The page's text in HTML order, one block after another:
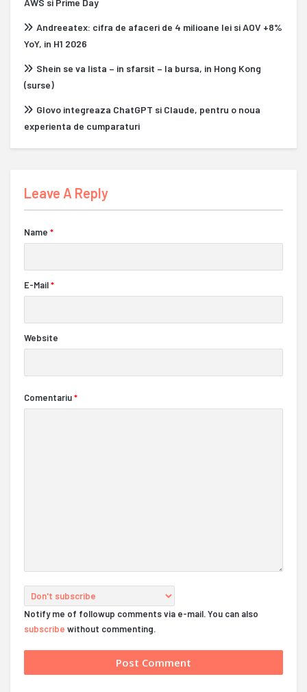
AWS si Prime Day
Andreeatex: cifra de afaceri de 4 milioane lei si AOV +8%
YoY, in H1 2026
Shein se va lista – in sfarsit – la bursa, in Hong Kong
(surse)
Glovo integreaza ChatGPT si Claude, pentru o noua
experienta de cumparaturi
Leave A Reply
Name *
E-Mail*
Website
Comentariu*
Notify me of followup comments via e-mail. You can also
subscribe without commenting.